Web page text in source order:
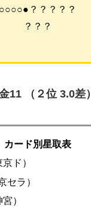
○○○○●？？？？？
？？？
11 （２位 3.0差）
カード別星取表
ド）
セラ）
）